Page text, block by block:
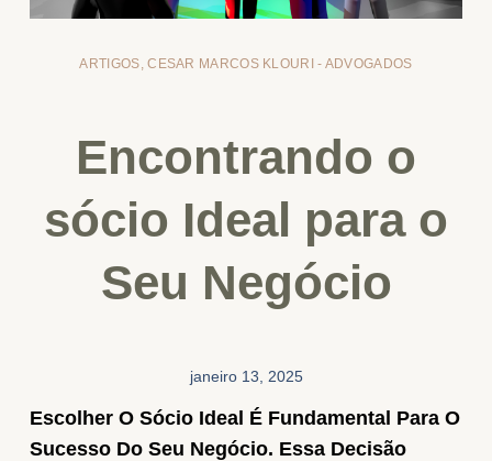
ARTIGOS ,CESAR MARCOS KLOURI - ADVOGADOS
Encontrando o
sócio Ideal para o
Seu Negócio
janeiro 13, 2025
Escolher O Sócio Ideal É Fundamental Para O
Sucesso Do Seu Negócio. Essa Decisão